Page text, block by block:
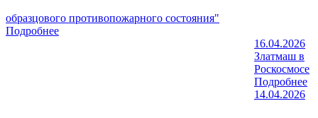
образцового противопожарного состояния"
Подробнее
16.04.2026
Златмаш в
Роскосмосе
Подробнее
14.04.2026